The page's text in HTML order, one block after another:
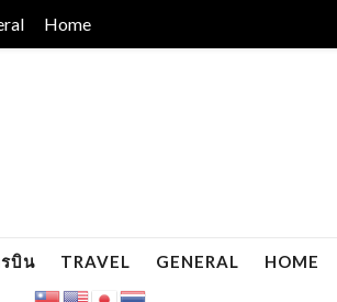
Home
บิน TRAVEL GENERAL HOME